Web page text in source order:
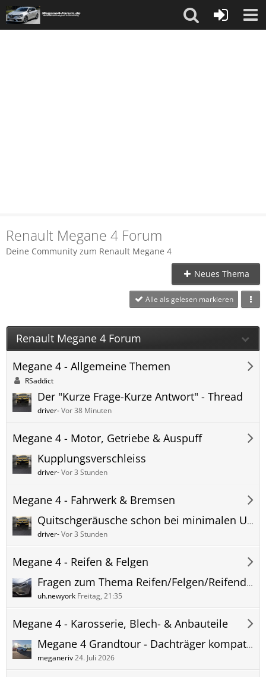
Renault Megane 4 Forum
Deine Community zum Renault Megane 4
Neues Thema
Alle als gelesen markieren
Renault Megane 4 Forum
Megane 4 - Allgemeine Themen
RSaddict
Der "Kurze Frage-Kurze Antwort" - Thread
driver-Vor 38 Minuten
Megane 4 - Motor, Getriebe & Auspuff
Kupplungsverschleiss
driver-Vor 3 Stunden
Megane 4 - Fahrwerk & Bremsen
Quitschgeräusche schon bei minimalen Unebenheiten.
driver-Vor 3 Stunden
Megane 4 - Reifen & Felgen
Fragen zum Thema Reifen/Felgen/Reifendrucksensoren
uh.newyork Freitag, 21:35
Megane 4 - Karosserie, Blech- & Anbauteile
Megane 4 Grandtour - Dachträger kompatibel mit Schiebedach
meganeriv24. Juli 2026